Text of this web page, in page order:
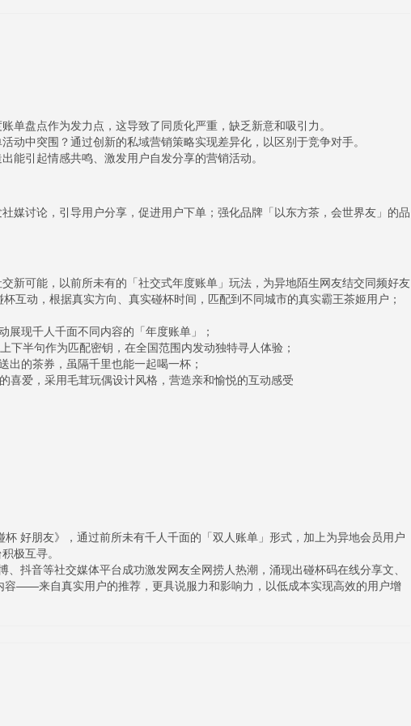
单盘点作为发力点，这导致了同质化严重，缺乏新意和吸引力。
动中突围？通过创新的私域营销策略实现差异化，以区别于竞争对手。
能引起情感共鸣、激发用户自发分享的营销活动。
媒讨论，引导用户分享，促进用户下单；强化品牌「以东方茶，会世界友」的品
新可能，以前所未有的「社交式年度账单」玩法，为异地陌生网友结交同频好友
互动，根据真实方向、真实碰杯时间，匹配到不同城市的真实霸王茶姬用户；
现千人千面不同内容的「年度账单」；
下半句作为匹配密钥，在全国范围内发动独特寻人体验；
的茶券，虽隔千里也能一起喝一杯；
喜爱，采用毛茸玩偶设计风格，营造亲和愉悦的互动感受
好朋友》，通过前所未有千人千面的「双人账单」形式，加上为异地会员用户
极互寻。
抖音等社交媒体平台成功激发网友全网捞人热潮，涌现出碰杯码在线分享文、
容——来自真实用户的推荐，更具说服力和影响力，以低成本实现高效的用户增